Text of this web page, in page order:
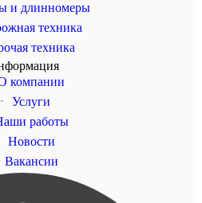
и длинномеры
техника
техника
компании
Услуги
работы
Новости
Вакансии